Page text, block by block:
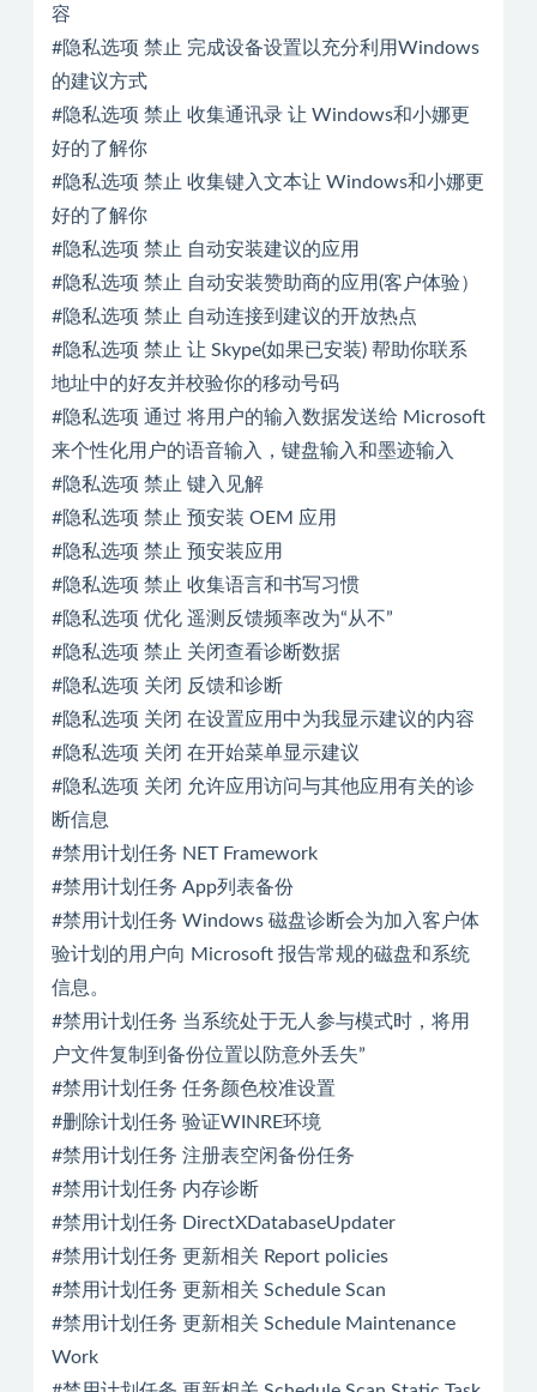
容
#隐私选项 禁止 完成设备设置以充分利用Windows
的建议方式
#隐私选项 禁止 收集通讯录 让 Windows和小娜更
好的了解你
#隐私选项 禁止 收集键入文本让 Windows和小娜更
好的了解你
#隐私选项 禁止 自动安装建议的应用
#隐私选项 禁止 自动安装赞助商的应用(客户体验）
#隐私选项 禁止 自动连接到建议的开放热点
#隐私选项 禁止 让 Skype(如果已安装) 帮助你联系
地址中的好友并校验你的移动号码
#隐私选项 通过 将用户的输入数据发送给 Microsoft
来个性化用户的语音输入，键盘输入和墨迹输入
#隐私选项 禁止 键入见解
#隐私选项 禁止 预安装 OEM 应用
#隐私选项 禁止 预安装应用
#隐私选项 禁止 收集语言和书写习惯
#隐私选项 优化 遥测反馈频率改为“从不”
#隐私选项 禁止 关闭查看诊断数据
#隐私选项 关闭 反馈和诊断
#隐私选项 关闭 在设置应用中为我显示建议的内容
#隐私选项 关闭 在开始菜单显示建议
#隐私选项 关闭 允许应用访问与其他应用有关的诊
断信息
#禁用计划任务 NET Framework
#禁用计划任务 App列表备份
#禁用计划任务 Windows 磁盘诊断会为加入客户体
验计划的用户向 Microsoft 报告常规的磁盘和系统
信息。
#禁用计划任务 当系统处于无人参与模式时，将用
户文件复制到备份位置以防意外丢失”
#禁用计划任务 任务颜色校准设置
#删除计划任务 验证WINRE环境
#禁用计划任务 注册表空闲备份任务
#禁用计划任务 内存诊断
#禁用计划任务 DirectXDatabaseUpdater
#禁用计划任务 更新相关 Report policies
#禁用计划任务 更新相关 Schedule Scan
#禁用计划任务 更新相关 Schedule Maintenance
Work